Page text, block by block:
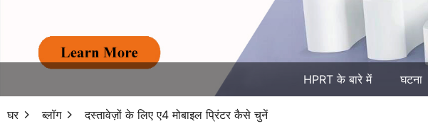
HPRT के बारे में घटना
घर ब्लॉग दस्तावेज़ों के लिए ए4 मोबाइल प्रिंटर कैसे चुनें